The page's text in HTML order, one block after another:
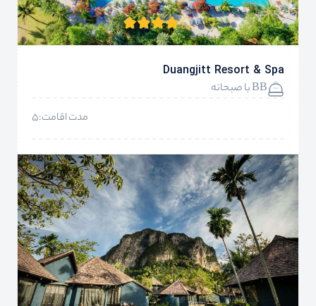
Duangjitt Resort & Spa
BB با صبحانه
مدت اقامت:5